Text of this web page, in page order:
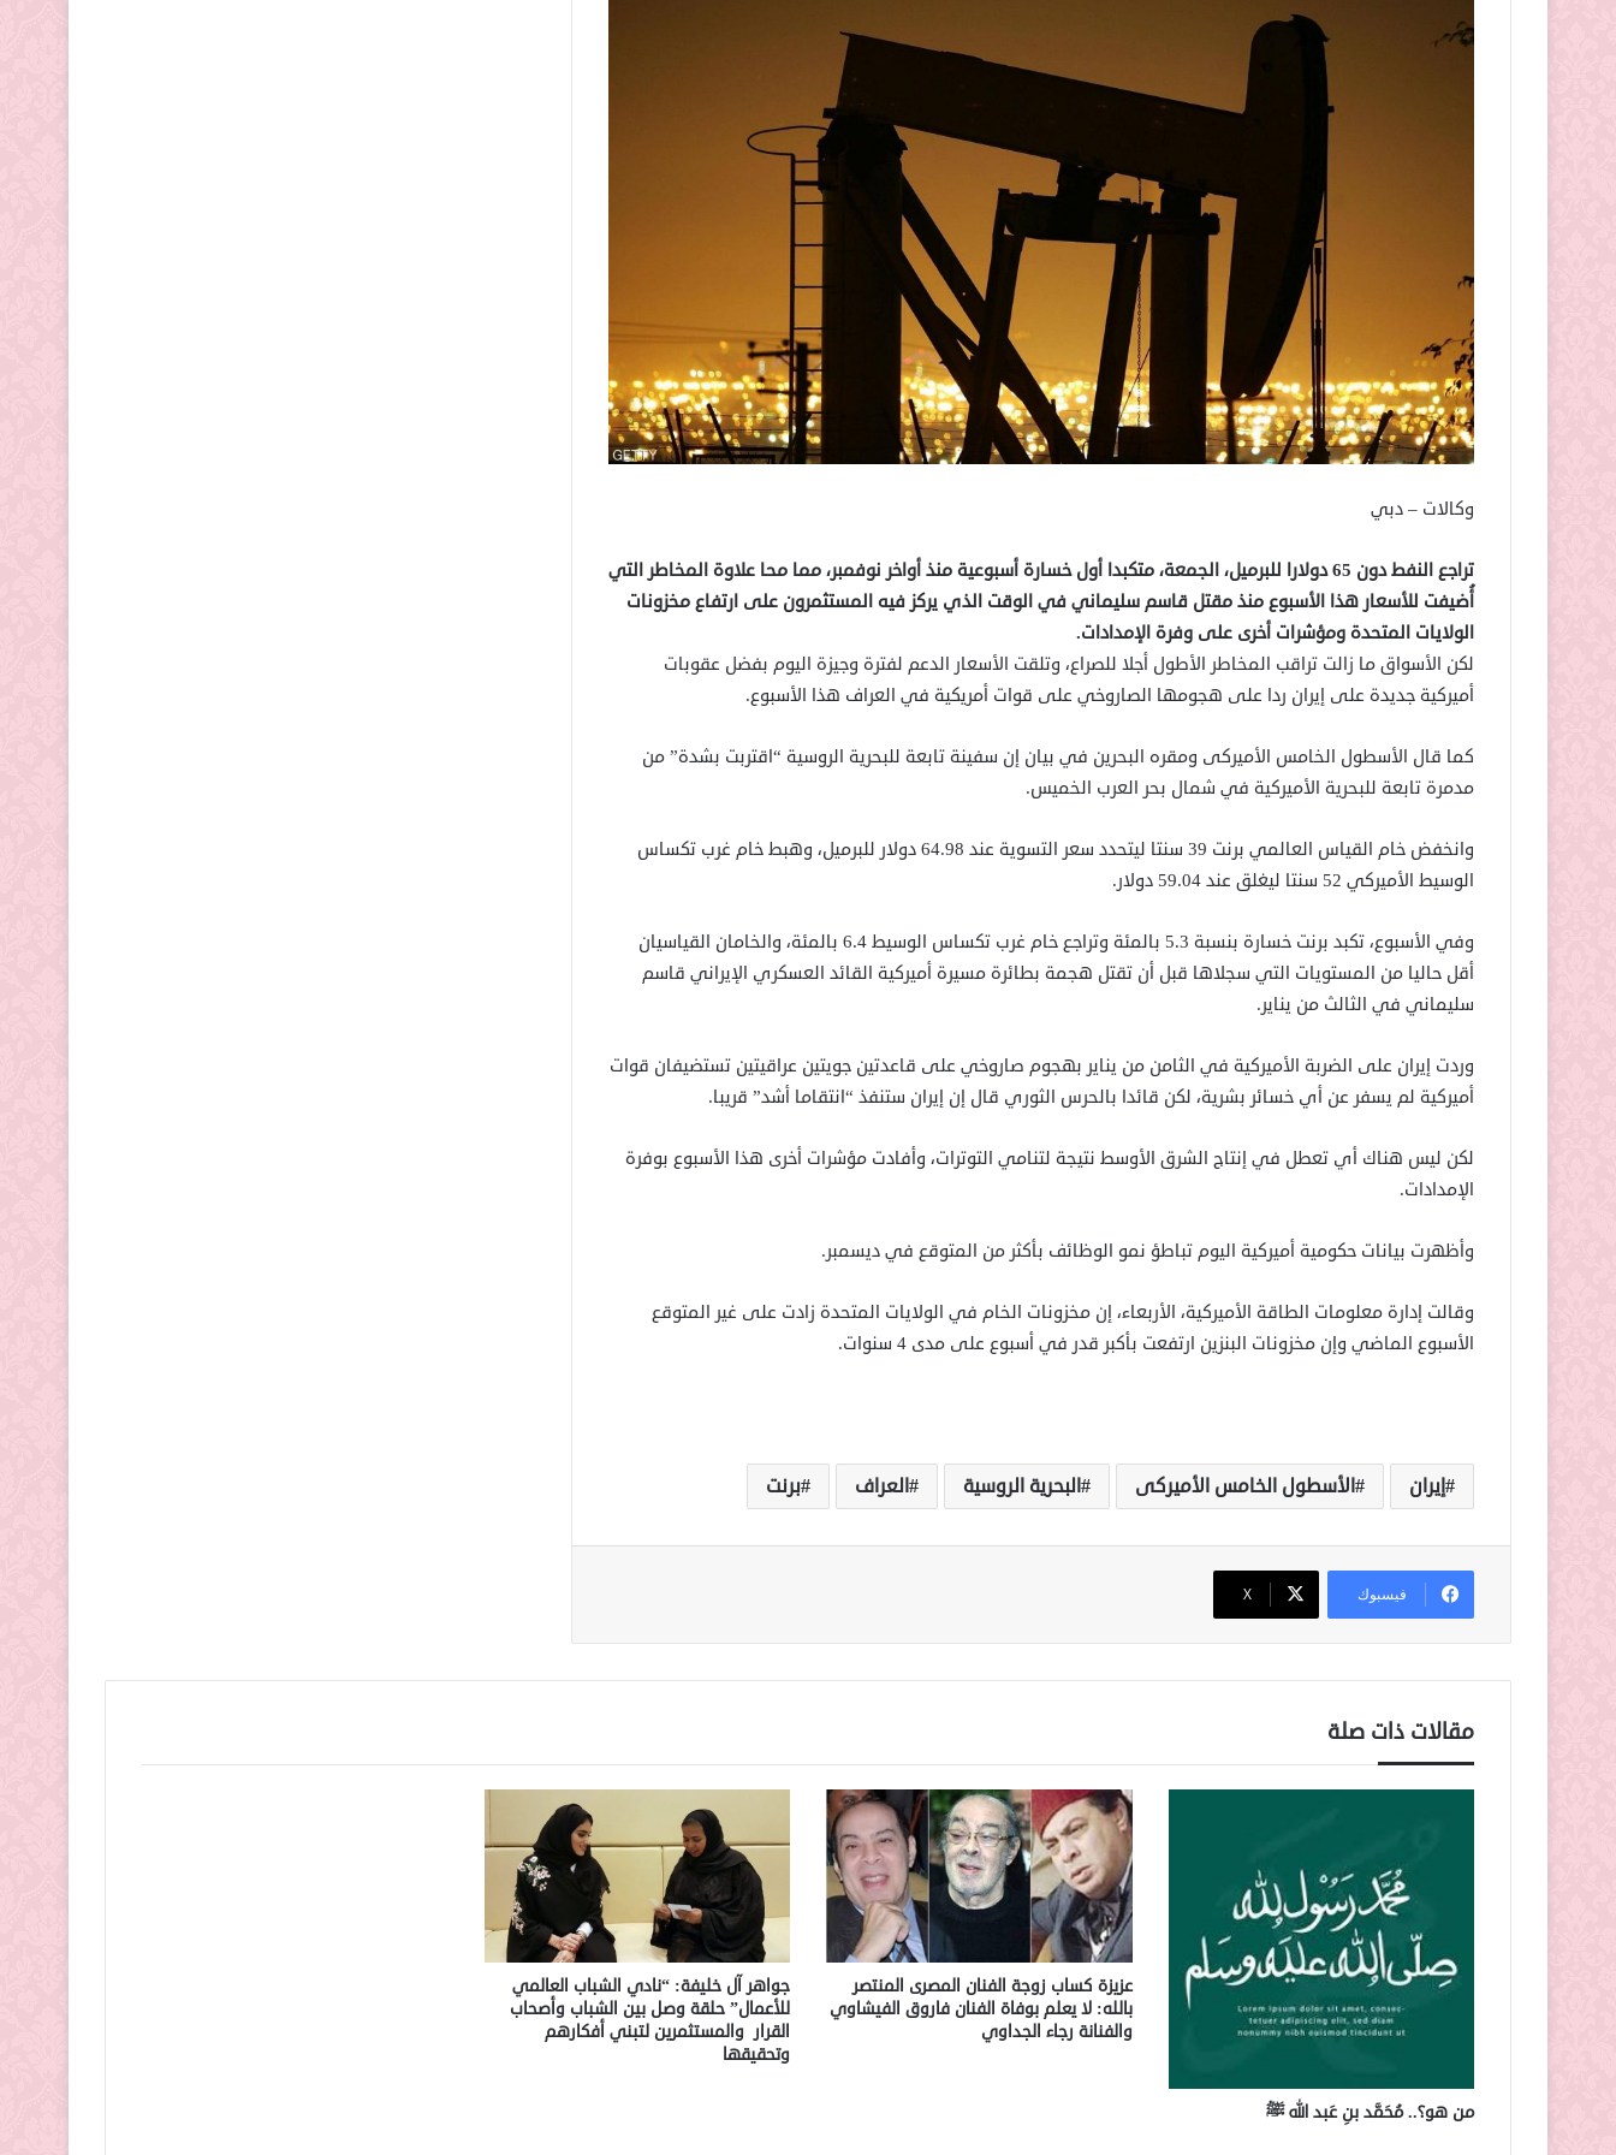
وكالات – دبي
تراجع النفط دون 65 دولارا للبرميل، الجمعة، متكبدا أول خسارة أسبوعية منذ أواخر نوفمبر، مما محا علاوة المخاطر التي
أُضيفت للأسعار هذا الأسبوع منذ مقتل قاسم سليماني في الوقت الذي يركز فيه المستثمرون على ارتفاع مخزونات
الولايات المتحدة ومؤشرات أخرى على وفرة الإمدادات.
لكن الأسواق ما زالت تراقب المخاطر الأطول أجلا للصراع، وتلقت الأسعار الدعم لفترة وجيزة اليوم بفضل عقوبات
أميركية جديدة على إيران ردا على هجومها الصاروخي على قوات أمريكية في العراف هذا الأسبوع.
كما قال الأسطول الخامس الأميركى ومقره البحرين في بيان إن سفينة تابعة للبحرية الروسية “اقتربت بشدة” من
مدمرة تابعة للبحرية الأميركية في شمال بحر العرب الخميس.
وانخفض خام القياس العالمي برنت 39 سنتا ليتحدد سعر التسوية عند 64.98 دولار للبرميل، وهبط خام غرب تكساس
الوسيط الأميركي 52 سنتا ليغلق عند 59.04 دولار.
وفي الأسبوع، تكبد برنت خسارة بنسبة 5.3 بالمئة وتراجع خام غرب تكساس الوسيط 6.4 بالمئة، والخامان القياسيان
أقل حاليا من المستويات التي سجلاها قبل أن تقتل هجمة بطائرة مسيرة أميركية القائد العسكري الإيراني قاسم
سليماني في الثالث من يناير.
وردت إيران على الضربة الأميركية في الثامن من يناير بهجوم صاروخي على قاعدتين جويتين عراقيتين تستضيفان قوات
أميركية لم يسفر عن أي خسائر بشرية، لكن قائدا بالحرس الثوري قال إن إيران ستنفذ “انتقاما أشد” قريبا.
لكن ليس هناك أي تعطل في إنتاج الشرق الأوسط نتيجة لتنامي التوترات، وأفادت مؤشرات أخرى هذا الأسبوع بوفرة
الإمدادات.
وأظهرت بيانات حكومية أميركية اليوم تباطؤ نمو الوظائف بأكثر من المتوقع في ديسمبر.
وقالت إدارة معلومات الطاقة الأميركية، الأربعاء، إن مخزونات الخام في الولايات المتحدة زادت على غير المتوقع
الأسبوع الماضي وإن مخزونات البنزين ارتفعت بأكبر قدر في أسبوع على مدى 4 سنوات.
إيران الأسطول الخامس الأميركى البحرية الروسية العراف برنت
فيسبوك ‫X
مقالات ذات صلة
من هو؟.. مُحَمَّد بنِ عَبد الله ﷺ
عزيزة كساب زوجة الفنان المصرى المنتصر
بالله: لا يعلم بوفاة الفنان فاروق الفيشاوي
والفنانة رجاء الجداوي
جواهر آل خليفة: “نادي الشباب العالمي
للأعمال” حلقة وصل بين الشباب وأصحاب
القرار والمستثمرين لتبني أفكارهم
وتحقيقها